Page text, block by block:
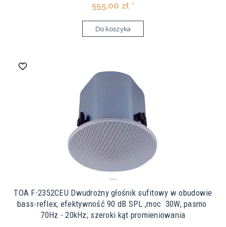
555,00 zł *
Do koszyka
TOA F-2352CEU Dwudrożny głośnik sufitowy w obudowie
bass-reflex; efektywność 90 dB SPL ,moc 30W, pasmo
70Hz - 20kHz; szeroki kąt promieniowania